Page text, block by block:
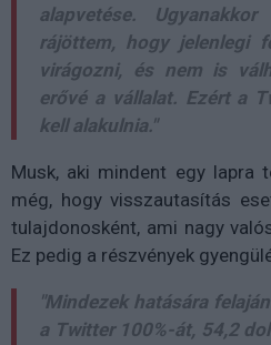
alapvetése.
rájöttem, hogy jelenlegi
virágozni, és nem is
erővé a vállalat. Ezért a
kell alakulnia."
Musk, aki mindent egy
még, hogy visszautasítás
tulajdonosként, ami nagy
Ez pedig a részvények
"Mindezek hatására
a Twitter 100%-át, 54,2